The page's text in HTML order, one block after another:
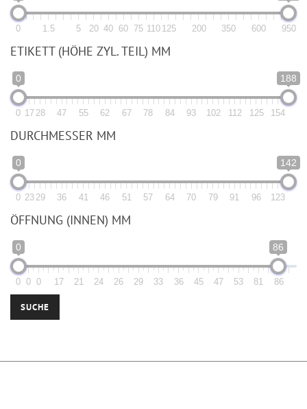
0 1.5 5 20 40 60 75 110 125 200 350 600 950
ETIKETT (HÖHE ZYL. TEIL) MM
0 188
0 17 28 47 55 62 67 78 84 93 102 112 125 154
DURCHMESSER MM
0 142
0 23 29 36 41 46 51 57 64 70 79 91 96 123
ÖFFNUNG (INNEN) MM
0 86
0 0 0 17 21 24 26 29 33 36 45 47 53 81 86
SUCHE